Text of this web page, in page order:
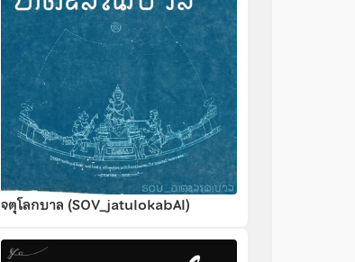
จตุโลกบาล (SOV_jatulokabAl)